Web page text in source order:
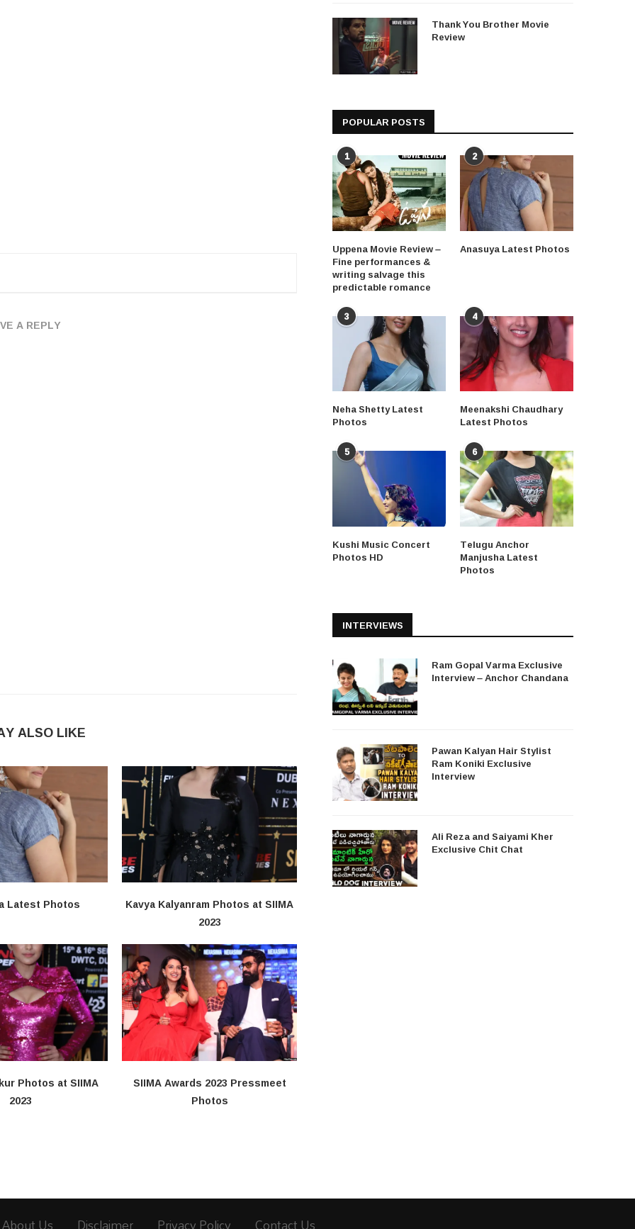
A REPLY
ALSO LIKE
Latest Photos
Kavya Kalyanram Photos at SIIMA
2023
Photos at SIIMA
2023
SIIMA Awards 2023 Pressmeet
Photos
Thank You Brother Movie
Review
POPULAR POSTS
1
Uppena Movie Review –
Fine performances &
writing salvage this
predictable romance
2
Anasuya Latest Photos
3
Neha Shetty Latest
Photos
4
Meenakshi Chaudhary
Latest Photos
5
Kushi Music Concert
Photos HD
6
Telugu Anchor
Manjusha Latest
Photos
INTERVIEWS
Ram Gopal Varma Exclusive
Interview – Anchor Chandana
Pawan Kalyan Hair Stylist
Ram Koniki Exclusive
Interview
Ali Reza and Saiyami Kher
Exclusive Chit Chat